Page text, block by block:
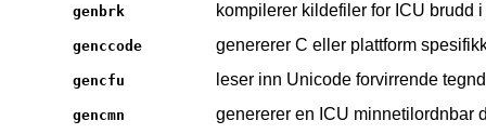
genbrk kompilerer kildefiler for ICU
genccode genererer C eller plattform
gencfu leser inn Unicode forvirrende
gencmn genererer en ICU minnetilordnbar